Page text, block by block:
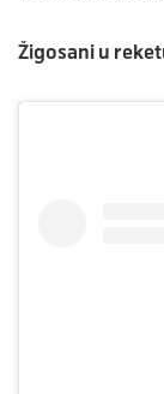
Žigosani u